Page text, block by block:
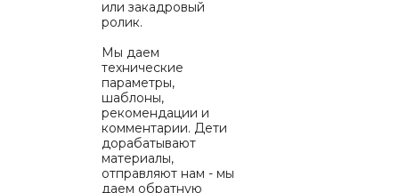
или закадровый
ролик.
Мы даем
технические
параметры,
шаблоны,
рекомендации и
комментарии. Дети
дорабатывают
материалы,
отправляют нам - мы
даем обратную